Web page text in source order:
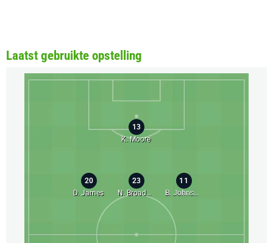
Laatst gebruikte opstelling
11
B. Johnson
13
K. Moore
23
N. Broadhead
20
D. James